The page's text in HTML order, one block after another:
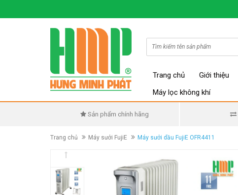
Trang chủ Giới thiệu
Máy lọc không khí
Sản phẩm chính hãng
Trang chủ Máy sưởi FujiE Máy sưởi dầu FujiE OFR4411